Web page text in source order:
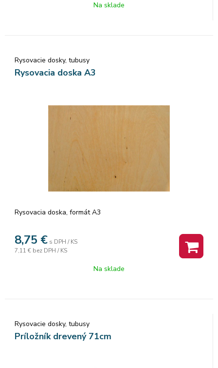
Na sklade
Rysovacie dosky, tubusy
Rysovacia doska A3
Rysovacia doska, formát A3
8,75 € s DPH / KS
7,11 € bez DPH / KS
Na sklade
Rysovacie dosky, tubusy
Príložník drevený 71cm